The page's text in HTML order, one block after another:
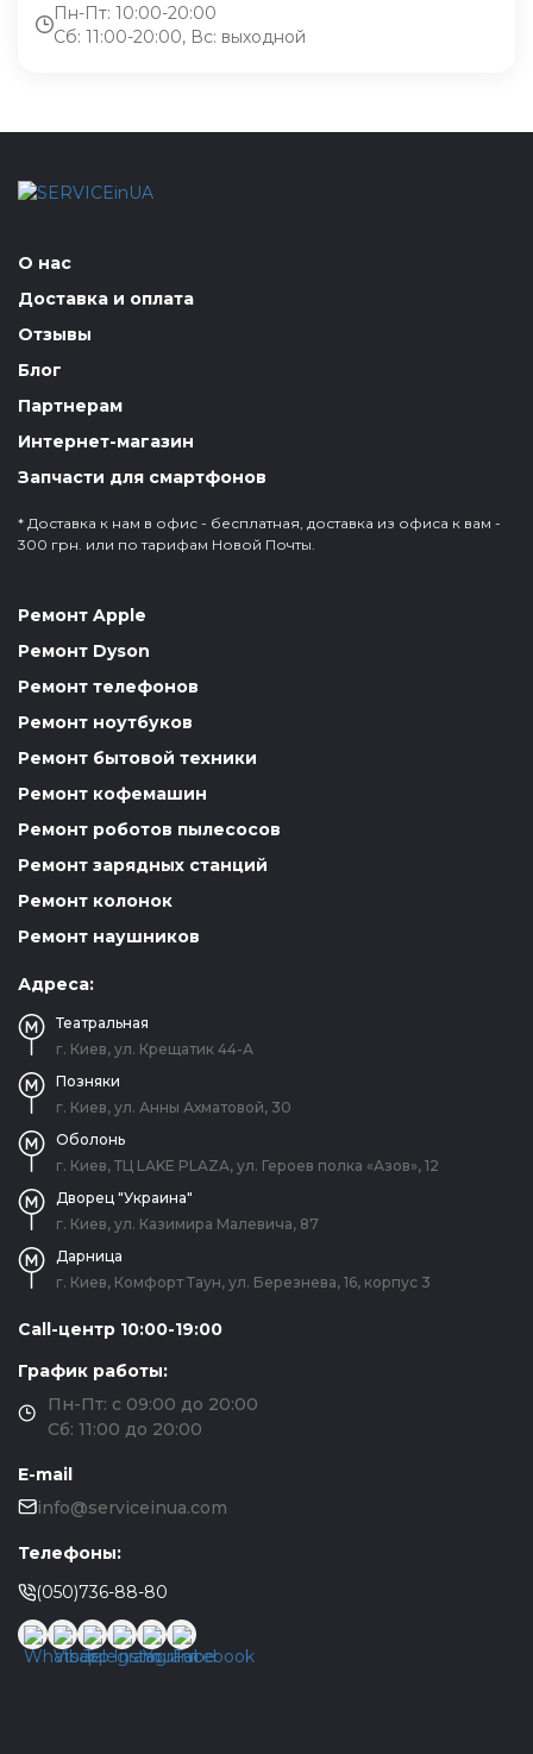
Пн-Пт: 10:00-20:00
Сб: 11:00-20:00, Вс: выходной
О нас
Доставка и оплата
Отзывы
Блог
Партнерам
Интернет-магазин
Запчасти для смартфонов
* Доставка к нам в офис - бесплатная, доставка из офиса к вам -
300 грн. или по тарифам Новой Почты.
Ремонт Apple
Ремонт Dyson
Ремонт телефонов
Ремонт ноутбуков
Ремонт бытовой техники
Ремонт кофемашин
Ремонт роботов пылесосов
Ремонт зарядных станций
Ремонт колонок
Ремонт наушников
Адреса:
Театральная
г. Киев, ул. Крещатик 44-А
Позняки
г. Киев, ул. Анны Ахматовой, 30
Оболонь
г. Киев, ТЦ LAKE PLAZA, ул. Героев полка «Азов», 12
Дворец "Украина"
г. Киев, ул. Казимира Малевича, 87
Дарница
г. Киев, Комфорт Таун, ул. Березнева, 16, корпус 3
Call-центр 10:00-19:00
График работы:
Пн-Пт: с 09:00 до 20:00
Сб: 11:00 до 20:00
E-mail
info@serviceinua.com
Телефоны:
(050)736-88-80